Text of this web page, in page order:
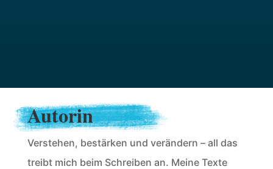
Autorin
Verstehen, bestärken und verändern – all das
treibt mich beim Schreiben an. Meine Texte